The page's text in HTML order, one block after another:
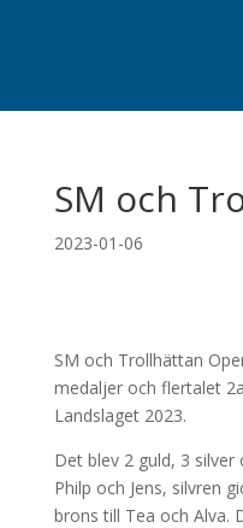
SM och
2023-01-06
SM och Trollhättan
medaljer och flertalet
Landslaget 2023.
Det blev 2 guld, 3 silver
Philp och Jens, silvren
brons till Tea och Alva.